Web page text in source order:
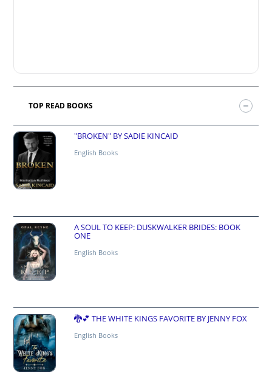
TOP READ BOOKS
"BROKEN" BY SADIE KINCAID
English Books
A SOUL TO KEEP: DUSKWALKER BRIDES: BOOK
ONE
English Books
🐉💕 THE WHITE KINGS FAVORITE BY JENNY FOX
English Books